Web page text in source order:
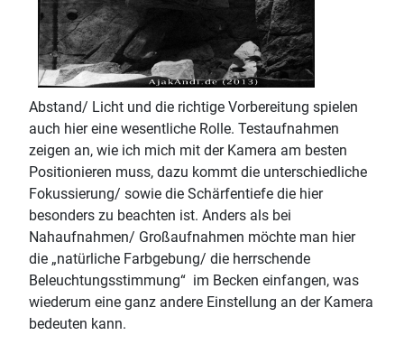
Abstand/ Licht und die richtige Vorbereitung spielen
auch hier eine wesentliche Rolle. Testaufnahmen
zeigen an, wie ich mich mit der Kamera am besten
Positionieren muss, dazu kommt die unterschiedliche
Fokussierung/ sowie die Schärfentiefe die hier
besonders zu beachten ist. Anders als bei
Nahaufnahmen/ Großaufnahmen möchte man hier
die „natürliche Farbgebung/ die herrschende
Beleuchtungsstimmung“ im Becken einfangen, was
wiederum eine ganz andere Einstellung an der Kamera
bedeuten kann.